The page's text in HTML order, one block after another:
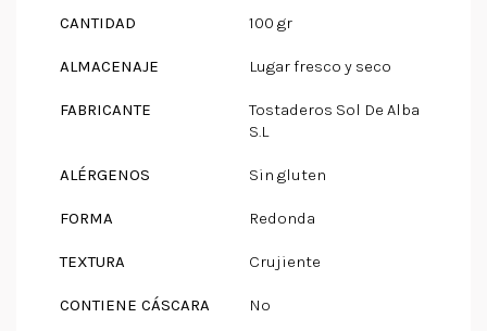
CANTIDAD 100 gr
ALMACENAJE Lugar fresco y seco
FABRICANTE
Tostaderos Sol De Alba
S.L
ALÉRGENOS Sin gluten
FORMA Redonda
TEXTURA Crujiente
CONTIENE CÁSCARA No